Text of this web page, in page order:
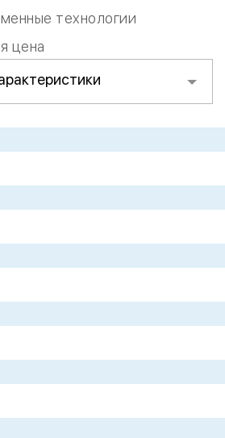
технологии
цена